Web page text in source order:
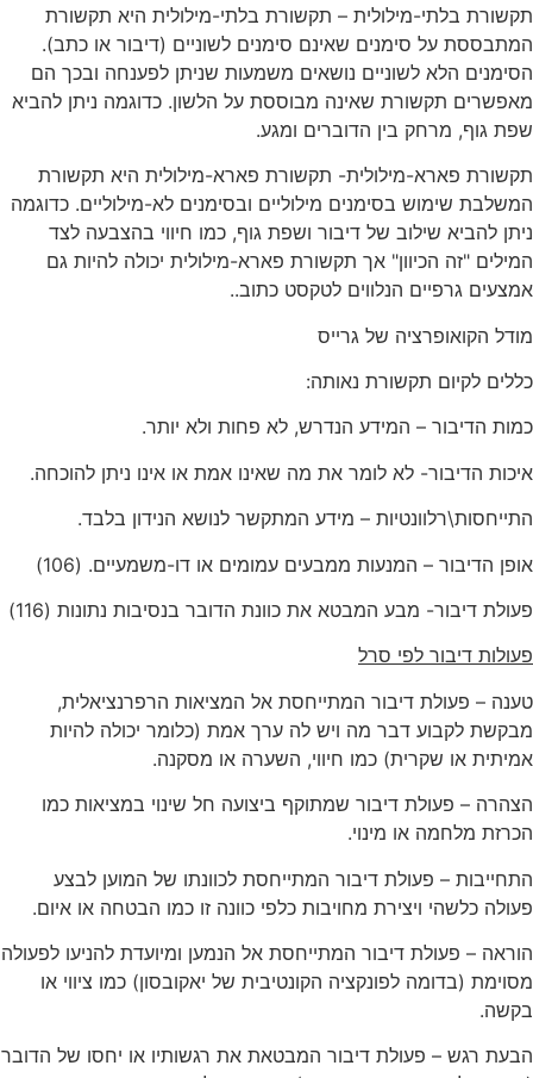
תקשורת בלתי-מילולית – תקשורת בלתי-מילולית היא תקשורת
המתבססת על סימנים שאינם סימנים לשוניים (דיבור או כתב).
הסימנים הלא לשוניים נושאים משמעות שניתן לפענחה ובכך הם
מאפשרים תקשורת שאינה מבוססת על הלשון. כדוגמה ניתן להביא
שפת גוף, מרחק בין הדוברים ומגע.
תקשורת פארא-מילולית- תקשורת פארא-מילולית היא תקשורת
המשלבת שימוש בסימנים מילוליים ובסימנים לא-מילוליים. כדוגמה
ניתן להביא שילוב של דיבור ושפת גוף, כמו חיווי בהצבעה לצד
המילים "זה הכיוון" אך תקשורת פארא-מילולית יכולה להיות גם
אמצעים גרפיים הנלווים לטקסט כתוב..
מודל הקואופרציה של גרייס
כללים לקיום תקשורת נאותה:
כמות הדיבור – המידע הנדרש, לא פחות ולא יותר.
איכות הדיבור- לא לומר את מה שאינו אמת או אינו ניתן להוכחה.
התייחסות\רלוונטיות – מידע המתקשר לנושא הנידון בלבד.
אופן הדיבור – המנעות ממבעים עמומים או דו-משמעיים. (106)
פעולת דיבור- מבע המבטא את כוונת הדובר בנסיבות נתונות (116)
פעולות דיבור לפי סרל
טענה – פעולת דיבור המתייחסת אל המציאות הרפרנציאלית,
מבקשת לקבוע דבר מה ויש לה ערך אמת (כלומר יכולה להיות
אמיתית או שקרית) כמו חיווי, השערה או מסקנה.
הצהרה – פעולת דיבור שמתוקף ביצועה חל שינוי במציאות כמו
הכרזת מלחמה או מינוי.
התחייבות – פעולת דיבור המתייחסת לכוונתו של המוען לבצע
פעולה כלשהי ויצירת מחויבות כלפי כוונה זו כמו הבטחה או איום.
הוראה – פעולת דיבור המתייחסת אל הנמען ומיועדת להניעו לפעולה
מסוימת (בדומה לפונקציה הקונטיבית של יאקובסון) כמו ציווי או
בקשה.
הבעת רגש – פעולת דיבור המבטאת את רגשותיו או יחסו של הדובר